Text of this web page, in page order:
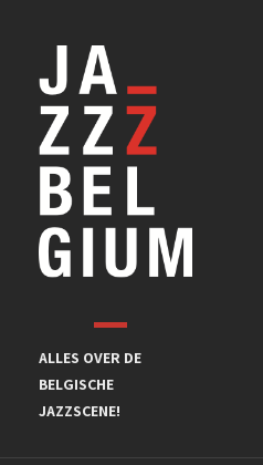
ALLES OVER DE
BELGISCHE
JAZZSCENE!